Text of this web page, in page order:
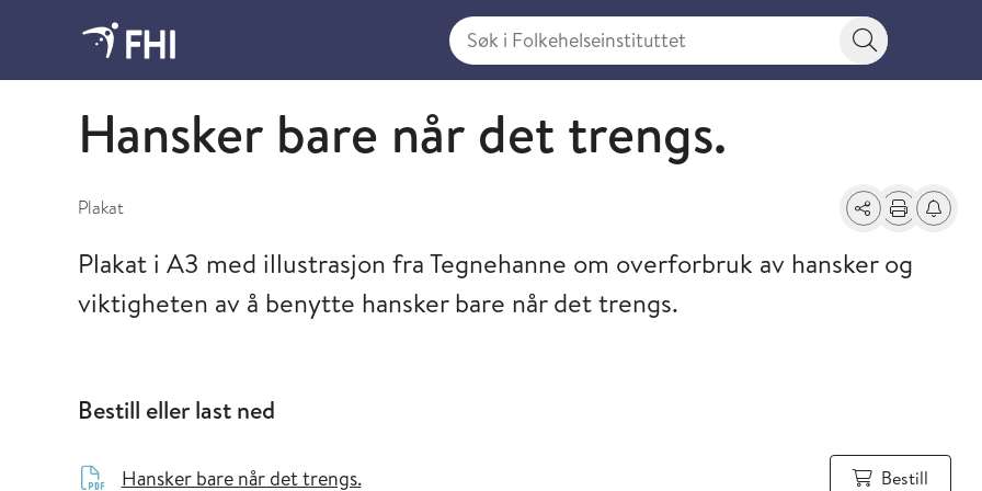
Søk i Folkehelseinstituttet
Søkeknapp
Plakater
Hansker bare når det trengs.
Plakat Del Skriv ut
Få
Plakat i A3 med illustrasjon fra Tegnehanne om overforbruk av hansker og
viktigheten av å benytte hansker bare når det trengs.
Bestill eller last ned
Hansker bare når det trengs. Bestill